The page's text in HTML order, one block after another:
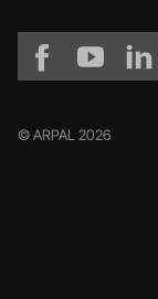
© ARPAL 2026